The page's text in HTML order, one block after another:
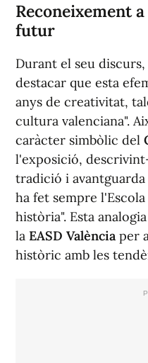
Reconeixement
futur
Durant el seu
destacar que esta
anys de creativitat,
cultura valenciana".
caràcter simbòlic del
l'exposició,
tradició i
ha fet sempre
història". Esta
la EASD València per
històric amb les